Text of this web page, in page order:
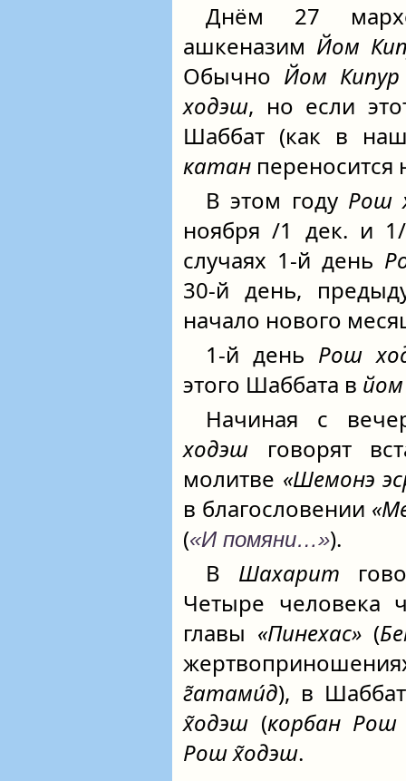
Днём 27
ашкеназим Йом
Обычно Йом
ходэш, но если
Шаббат (как в
катан
В этом году Рош
ноября /1 дек. и
случаях 1-й день
30‑й день,
начало нового
1-й день Рош
этого Шаббата в
Начиная с
ходэш говорят
молитве «Шемонэ
в благословении
(«И помяни…»).
В Шахарит
Четыре человека
главы «Пинехас» (
г̃атами́д), в
х̃одэш (корбан Рош
Рош х̃одэш.